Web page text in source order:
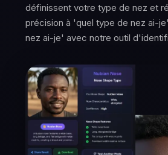
définissent votre type de nez et
précision à 'quel type de nez ai-
nez ai-je' avec notre outil